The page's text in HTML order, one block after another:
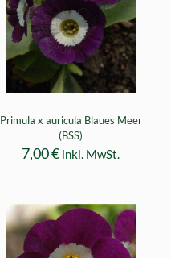
Primula x auricula Blaues Meer
(BSS)
7,00€ inkl. MwSt.